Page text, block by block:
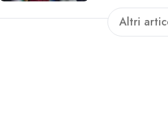
valutazione
Altri